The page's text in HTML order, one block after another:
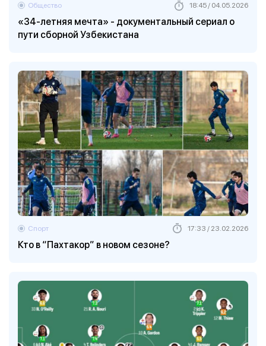
«34-летняя мечта» - документальный сериал о
пути сборной Узбекистана
Общество 18:45 / 04.05.2026
Кто в “Пахтакор” в новом сезоне?
Спорт 17:33 / 23.02.2026